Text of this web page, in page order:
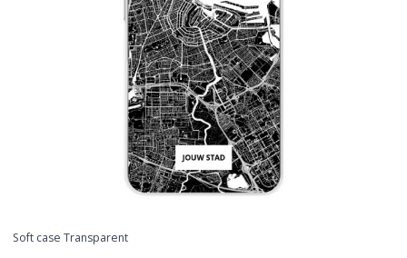
Soft case Transparent